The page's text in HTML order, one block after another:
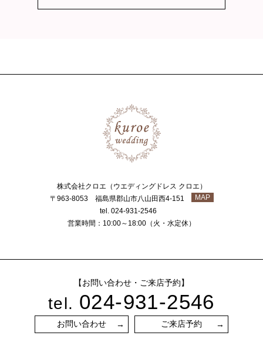
株式会社クロエ（ウエディングドレス クロエ）
〒963-8053 福島県郡山市八山田西4-151
MAP
tel. 024-931-2546
営業時間：10:00～18:00（火・水定休）
【お問い合わせ・ご来店予約】
tel. 024-931-2546
お問い合わせ ご来店予約